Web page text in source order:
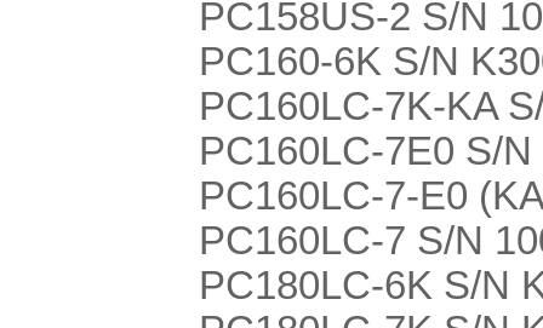
PC158US-2 S/N
PC160-6K S/N
PC160LC-7K-KA
PC160LC-7E0 S/
PC160LC-7-E0
PC160LC-7 S/N
PC180LC-6K S/N